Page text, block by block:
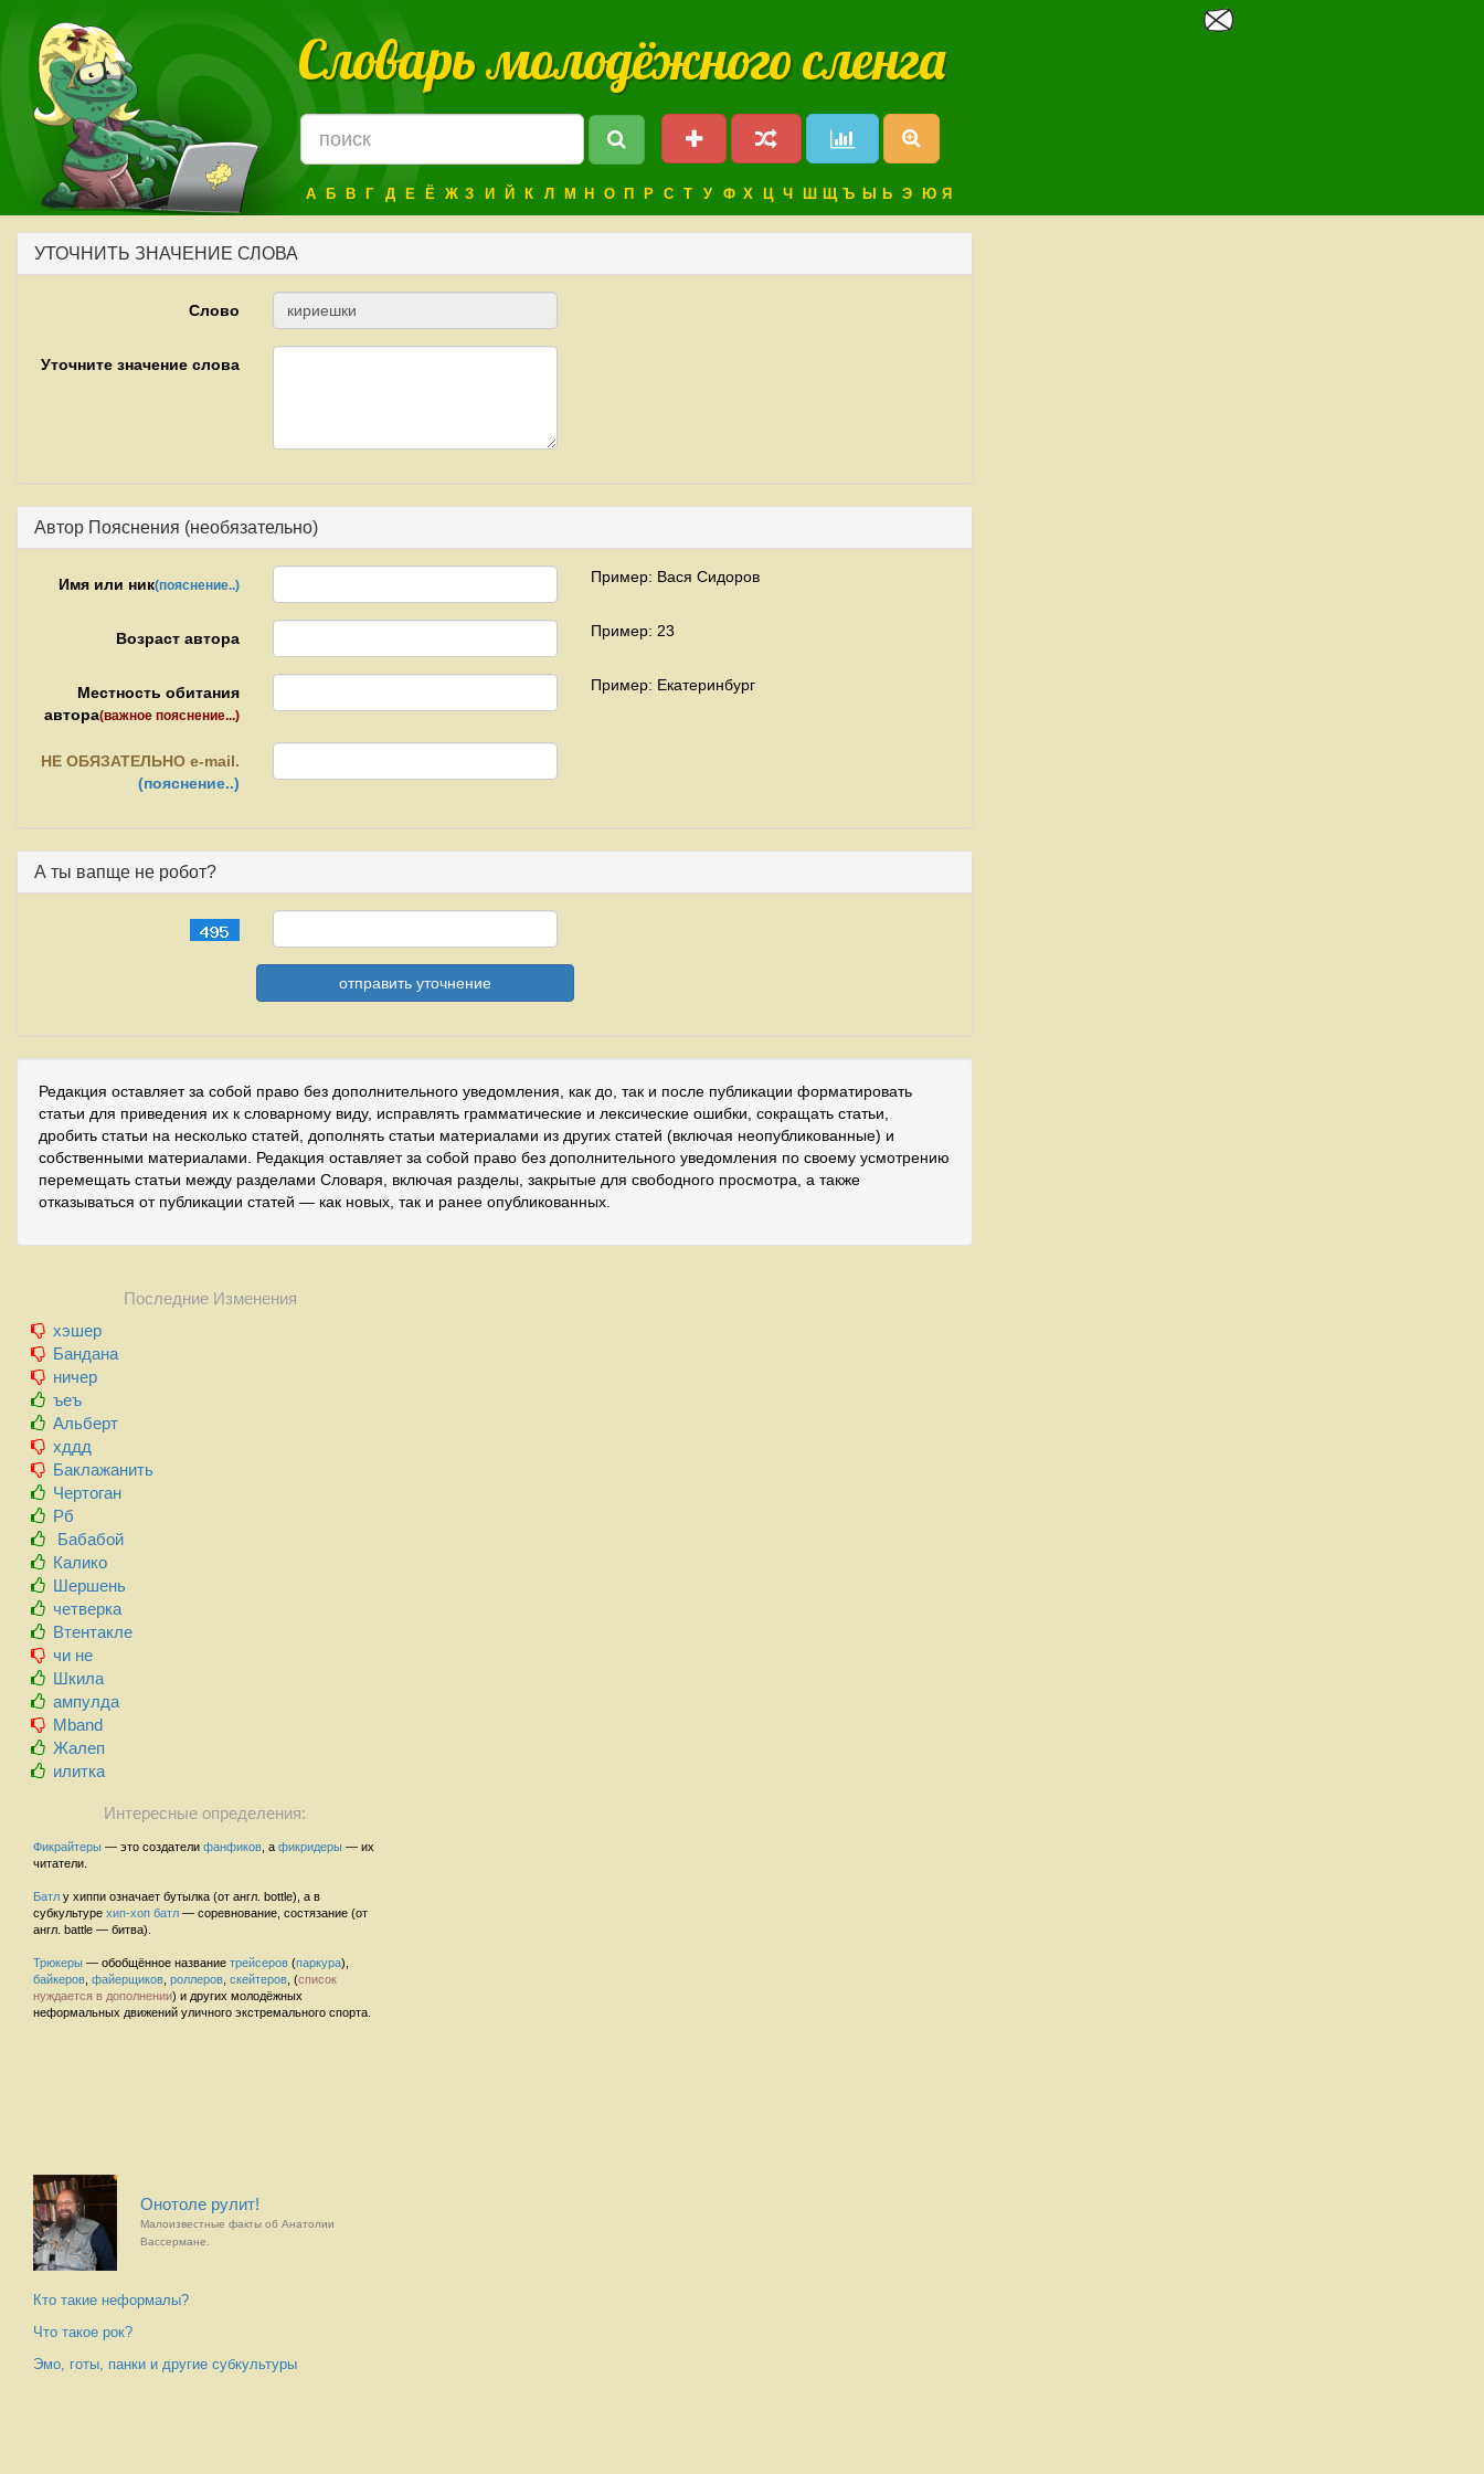
Словарь молодёжного сленга
А Б В Г Д Е Ё Ж З И Й К Л М Н О П Р С Т У Ф Х Ц Ч Ш Щ Ъ Ы Ь Э Ю Я
УТОЧНИТЬ ЗНАЧЕНИЕ СЛОВА
Слово
Уточните значение слова
Автор Пояснения (необязательно)
Имя или ник(пояснение..) Пример: Вася Сидоров
Возраст автора Пример: 23
Местность обитания
автора(важное пояснение...)
Пример: Екатеринбург
НЕ ОБЯЗАТЕЛЬНО e-mail.
(пояснение..)
А ты вапще не робот?
Редакция оставляет за собой право без дополнительного уведомления, как до, так и после публикации форматировать
статьи для приведения их к словарному виду, исправлять грамматические и лексические ошибки, сокращать статьи,
дробить статьи на несколько статей, дополнять статьи материалами из других статей (включая неопубликованные) и
собственными материалами. Редакция оставляет за собой право без дополнительного уведомления по своему усмотрению
перемещать статьи между разделами Словаря, включая разделы, закрытые для свободного просмотра, а также
отказываться от публикации статей — как новых, так и ранее опубликованных.
Последние Изменения
хэшер
Бандана
ничер
ъеъ
Альберт
хддд
Баклажанить
Чертоган
Рб
Бабабой
Калико
Шершень
четверка
Втентакле
чи не
Шкила
ампулда
Mband
Жалеп
илитка
Интересные определения:
Фикрайтеры — это создатели фанфиков , а фикридеры — их
читатели.
Батл у хиппи означает бутылка (от англ. bottle), а в
субкультуре хип-хоп батл — соревнование, состязание (от
англ. battle — битва).
Трюкеры — обобщённое название трейсеров (паркура),
байкеров файерщиков роллеров скейтеров , (список
нуждается в дополнении) и других молодёжных
неформальных движений уличного экстремального спорта.
Онотоле рулит!
Малоизвестные факты об Анатолии
Вассермане.
Кто такие неформалы?
Что такое рок?
Эмо, готы, панки и другие субкультуры